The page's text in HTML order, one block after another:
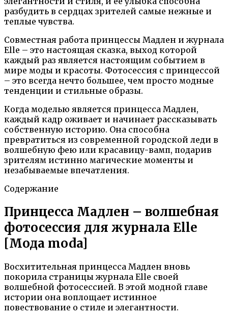
разбудить в сердцах зрителей самые нежные и
теплые чувства.
Совместная работа принцессы Мадлен и журнала
Elle – это настоящая сказка, выход которой
каждый раз является настоящим событием в
мире моды и красоты. Фотосессия с принцессой
– это всегда нечто большее, чем просто модные
тенденции и стильные образы.
Когда моделью является принцесса Мадлен,
каждый кадр оживает и начинает рассказывать
собственную историю. Она способна
превратиться из современной городской леди в
волшебную фею или красавицу-вамп, подарив
зрителям истинно магические моменты и
незабываемые впечатления.
Содержание
Принцесса Мадлен – волшебная
фотосессия для журнала Elle
[Мода moda]
Восхитительная принцесса Мадлен вновь
покорила страницы журнала Elle своей
волшебной фотосессией. В этой модной главе
истории она воплощает истинное
повествование о стиле и элегантности.